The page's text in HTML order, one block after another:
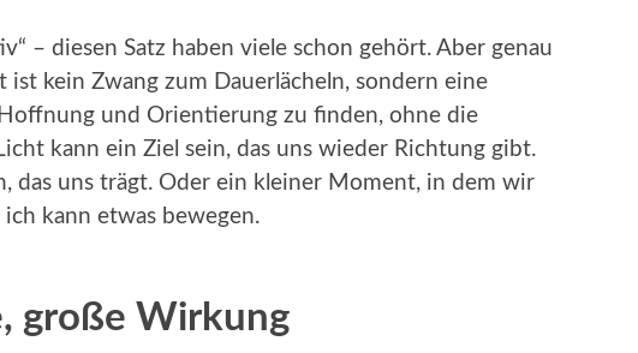
– diesen Satz haben viele schon gehört. Aber genau
ist kein Zwang zum Dauerlächeln, sondern eine
und Orientierung zu finden, ohne die
kann ein Ziel sein, das uns wieder Richtung gibt.
das uns trägt. Oder ein kleiner Moment, in dem wir
kann etwas bewegen.
große Wirkung